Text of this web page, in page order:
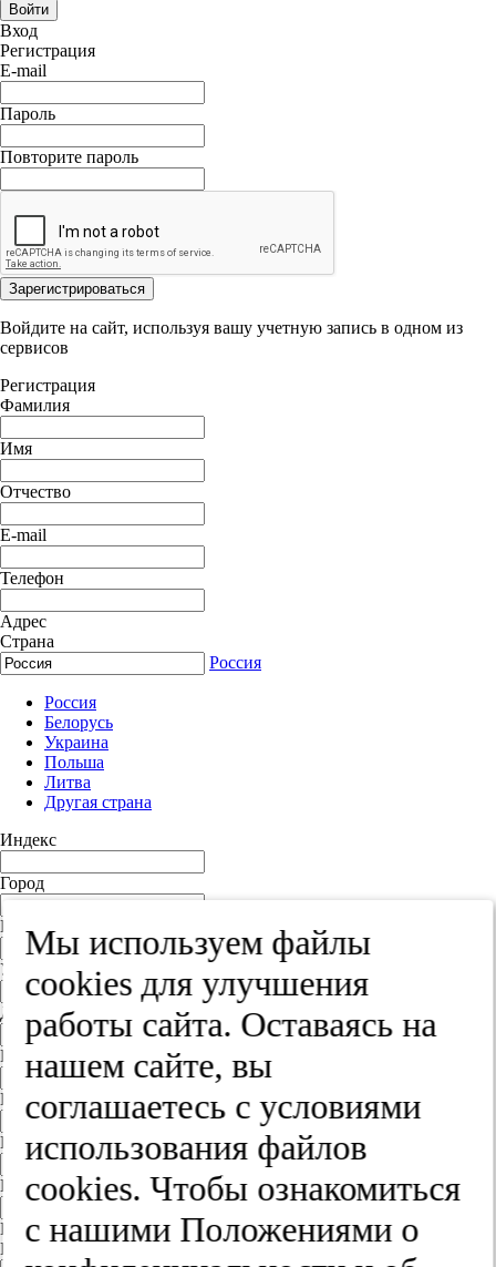
Войти
Вход
Регистрация
E-mail
Пароль
Повторите пароль
Зарегистрироваться
Войдите на сайт, используя вашу учетную запись в одном из
сервисов
Регистрация
Фамилия
Имя
Отчество
E-mail
Телефон
Адрес
Страна
Россия
Россия
Белорусь
Украина
Польша
Литва
Другая страна
Индекс
Город
Край
Улица
Дом
Квартира
Название юридического лица
ИНН
КПП
Пароль
Пароль
Мы используем файлы
cооkies для улучшения
работы сайта. Оставаясь на
нашем сайте, вы
соглашаетесь с условиями
использования файлов
cооkies. Чтобы ознакомиться
с нашими Положениями о